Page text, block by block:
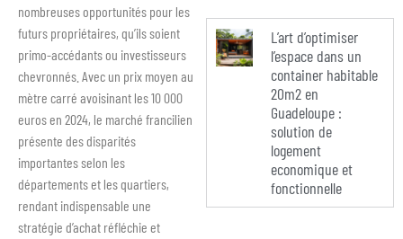
nombreuses opportunités pour les
futurs propriétaires, qu’ils soient
primo-accédants ou investisseurs
chevronnés. Avec un prix moyen au
mètre carré avoisinant les 10 000
euros en 2024, le marché francilien
présente des disparités
importantes selon les
départements et les quartiers,
rendant indispensable une
stratégie d’achat réfléchie et
L’art d’optimiser
l’espace dans un
container habitable
20m2 en
Guadeloupe :
solution de
logement
economique et
fonctionnelle